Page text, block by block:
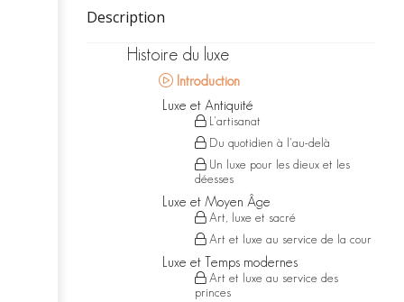
Description
Histoire du luxe
Introduction
Luxe et Antiquité
L'artisanat
Du quotidien à l'au-delà
Un luxe pour les dieux et les
déesses
Luxe et Moyen Âge
Art, luxe et sacré
Art et luxe au service de la cour
Luxe et Temps modernes
Art et luxe au service des
princes